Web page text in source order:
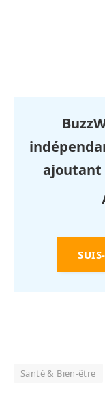
ajoutant
Santé & Bien-être